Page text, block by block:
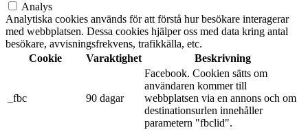
Analys
Analytiska cookies används för att förstå hur besökare interagerar
med webbplatsen. Dessa cookies hjälper oss med data kring antal
besökare, avvisningsfrekvens, trafikkälla, etc.
Cookie
Varaktighet Beskrivning
_fbc 90 dagar
Facebook. Cookien sätts om
användaren kommer till
webbplatsen via en annons och om
destinationsurlen innehåller
parametern "fbclid".